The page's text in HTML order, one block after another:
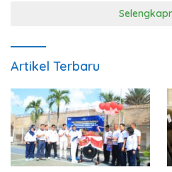
Artikel Terbaru